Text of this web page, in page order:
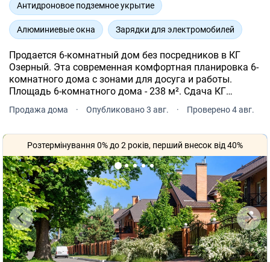
Антидроновое подземное укрытие
Алюминиевые окна Зарядки для электромобилей
Продается 6-комнатный дом без посредников в КГ
Озерный. Эта современная комфортная планировка 6-
комнатного дома с зонами для досуга и работы.
Площадь 6-комнатного дома - 238 м². Сдача КГ
Озерный заявлена в 4 квартале 2026 года.
Продажа дома · Опубликовано 3 авг. · Проверено 4 авг.
Розтермінування 0% до 2 років, перший внесок від 40%